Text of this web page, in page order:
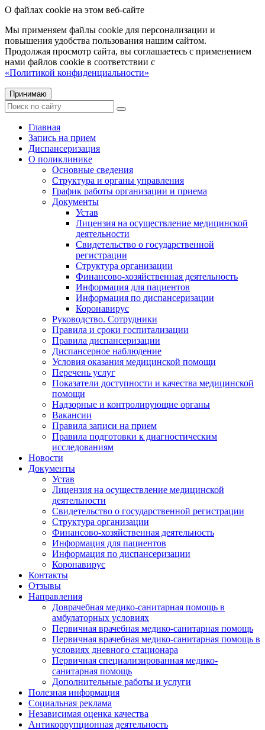
О файлах cookie на этом веб-сайте
Мы применяем файлы cookie для персонализации и
повышения удобства пользования нашим сайтом.
Продолжая просмотр сайта, вы соглашаетесь с применением
нами файлов cookie в соответствии с
«Политикой конфиденциальности»
Принимаю
Главная
Запись на прием
Диспансеризация
О поликлинике
Основные сведения
Структура и органы управления
График работы организации и приема
Документы
Устав
Лицензия на осуществление медицинской
деятельности
Свидетельство о государственной
регистрации
Структура организации
Финансово-хозяйственная деятельность
Информация для пациентов
Информация по диспансеризации
Коронавирус
Руководство. Сотрудники
Правила и сроки госпитализации
Правила диспансеризации
Диспансерное наблюдение
Условия оказания медицинской помощи
Перечень услуг
Показатели доступности и качества медицинской
помощи
Надзорные и контролирующие органы
Вакансии
Правила записи на прием
Правила подготовки к диагностическим
исследованиям
Новости
Документы
Устав
Лицензия на осуществление медицинской
деятельности
Свидетельство о государственной регистрации
Структура организации
Финансово-хозяйственная деятельность
Информация для пациентов
Информация по диспансеризации
Коронавирус
Контакты
Отзывы
Направления
Доврачебная медико-санитарная помощь в
амбулаторных условиях
Первичная врачебная медико-санитарная помощь
Первичная врачебная медико-санитарная помощь в
условиях дневного стационара
Первичная специализированная медико-
санитарная помощь
Дополнительные работы и услуги
Полезная информация
Социальная реклама
Независимая оценка качества
Антикоррупционная деятельность